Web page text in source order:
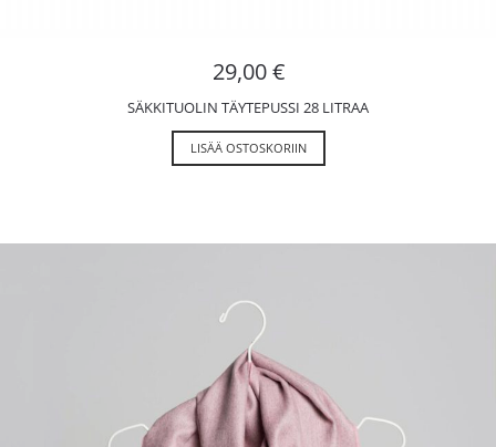
29,00€
SÄKKITUOLIN TÄYTEPUSSI 28 LITRAA
LISÄÄ OSTOSKORIIN